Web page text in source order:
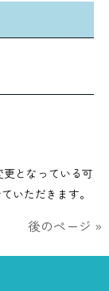
となっている可
いただきます。
後のページ »